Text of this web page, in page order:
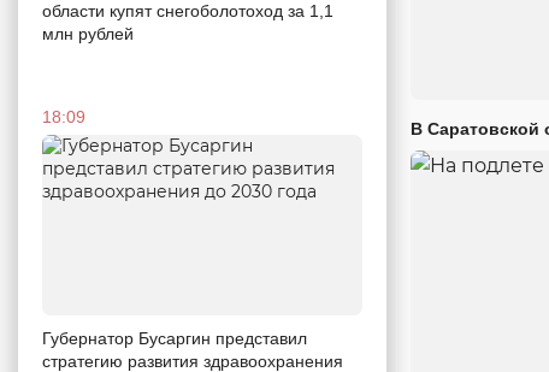
области купят снегоболотоход за 1,1
млн рублей
18:09
Губернатор Бусаргин представил
стратегию развития здравоохранения
В